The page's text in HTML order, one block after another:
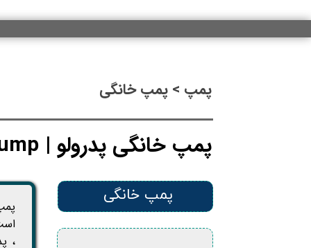
تاسیساتی (ساختمانی)
تعمیر و نگهداری
پمپ
پمپ > پمپ خانگی
پمپ خانگی پدرولو | PEDROLLO Pump
پمپ خانگی